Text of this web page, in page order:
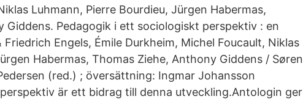
Luhmann, Pierre Bourdieu, Jürgen Habermas,
Giddens. Pedagogik i ett sociologiskt perspektiv : en
Engels, Émile Durkheim, Michel Foucault, Niklas
Habermas, Thomas Ziehe, Anthony Giddens / Søren
(red.) ; översättning: Ingmar Johansson
är ett bidrag till denna utveckling.Antologin ger